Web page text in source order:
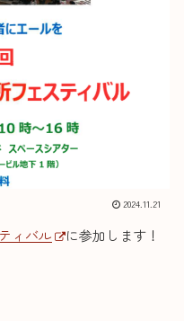
2024.11.21
ィバル に参加します！